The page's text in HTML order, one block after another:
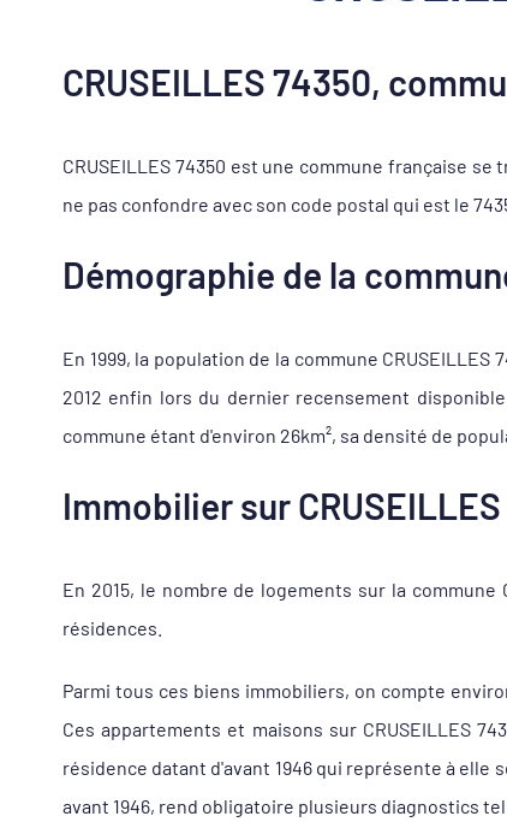
CRUSEILLES 74350,
CRUSEILLES 74350 est une commune française
ne pas confondre avec son code postal qui est le
Démographie de la
En 1999, la population de la commune
2012 enfin lors du dernier recensement
commune étant d'environ 26km², sa densité de
Immobilier sur
En 2015, le nombre de logements sur la commune
résidences.
Parmi tous ces biens immobiliers, on compte
Ces appartements et maisons sur CRUSEILLES
résidence datant d'avant 1946 qui représente à elle
avant 1946, rend obligatoire plusieurs diagnostics